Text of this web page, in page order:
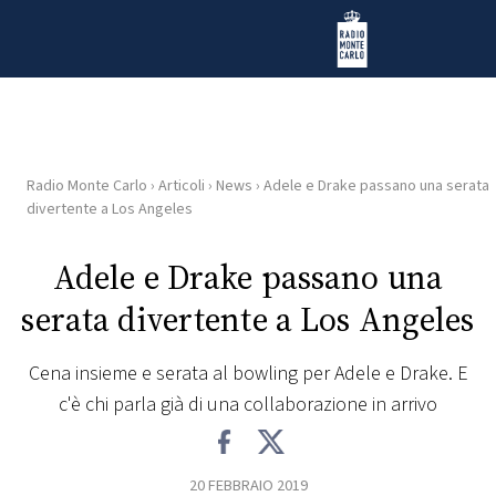
Radio Monte Carlo
HOME
RADIO
WEB
PLAYLIST
Radio Monte Carlo › Articoli › News › Adele e Drake passano una serata
divertente a Los Angeles
Adele e Drake passano una
serata divertente a Los Angeles
Cena insieme e serata al bowling per Adele e Drake. E
c'è chi parla già di una collaborazione in arrivo
20 FEBBRAIO 2019